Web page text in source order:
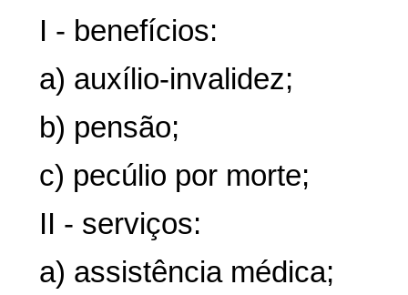
I - benefícios:
a) auxílio-invalidez;
b) pensão;
c) pecúlio por morte;
II - serviços:
a) assistência médica;